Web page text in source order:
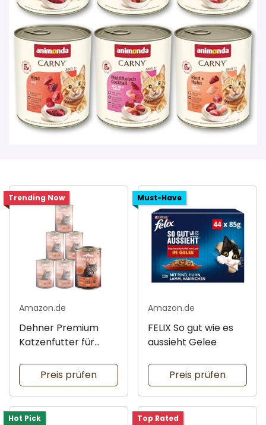
Trending Now
Amazon.de
Dehner Premium
Katzenfutter für
Preis prüfen
Must-Have
Amazon.de
FELIX So gut wie es
aussieht Gelee
Preis prüfen
Hot Pick Top Rated